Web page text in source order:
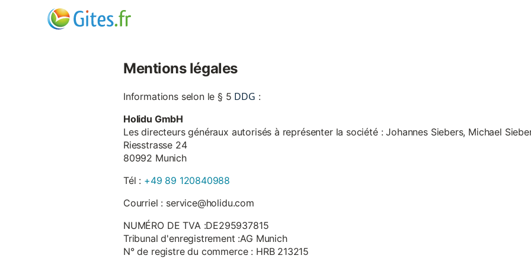
Mentions légales
Informations selon le § 5 DDG :
Holidu GmbH
Les directeurs généraux autorisés à représenter la société : Johannes Siebers, Michael
Riesstrasse 24
80992 Munich
Tél : +49 89 120840988
Courriel : service@holidu.com
NUMÉRO DE TVA :DE295937815
Tribunal d'enregistrement :AG Munich
N° de registre du commerce : HRB 213215